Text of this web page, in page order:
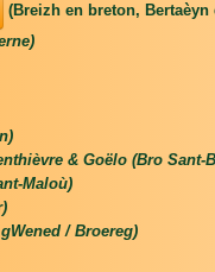
(Breizh en breton, Bertaèyn
& Goëlo (Bro Sant-
Maloù)
/ Broereg)